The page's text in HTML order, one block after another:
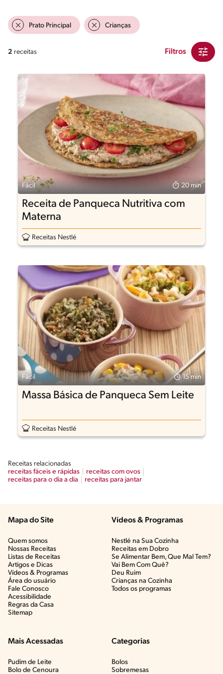
Prato Principal Crianças
2 receitas Filtros
Fácil 20 min
Receita de Panqueca Nutritiva com
Materna
Receitas Nestlé
Fácil 15 min
Massa Básica de Panqueca Sem Leite
Receitas Nestlé
Receitas relacionadas
receitas fáceis e rápidas
receitas com ovos
receitas para o dia a dia
receitas para jantar
Mapa do Site
Quem somos
Nossas Receitas
Listas de Receitas​
Artigos e Dicas​
Vídeos & Programas​
Área do usuário
Fale Conosco
Acessibilidade
Regras da Casa
Sitemap
Vídeos & Programas​
Nestlé na Sua Cozinha
Receitas em Dobro
Se Alimentar Bem, Que Mal Tem?​
Vai Bem Com Quê?​
Deu Ruim​
Crianças na Cozinha​
Todos os programas
Mais Acessadas
Pudim de Leite
Bolo de Cenoura
Categorias
Bolos
Sobremesas